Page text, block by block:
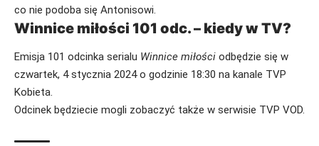
co nie podoba się Antonisowi.
Winnice miłości 101 odc. – kiedy w TV?
Emisja 101 odcinka serialu Winnice miłości odbędzie się w
czwartek, 4 stycznia 2024 o godzinie 18:30 na kanale TVP
Kobieta.
Odcinek będziecie mogli zobaczyć także w serwisie TVP VOD.